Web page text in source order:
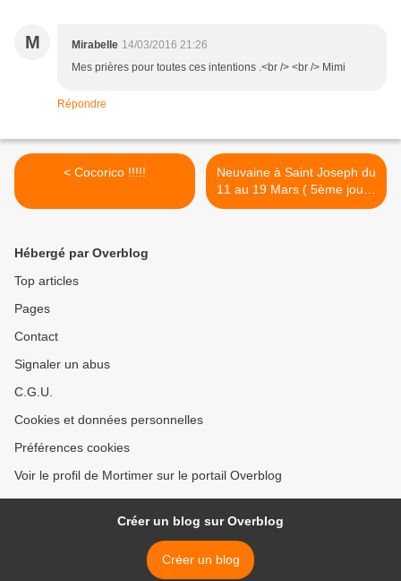
M Mirabelle 14/03/2016 21:26
Mes prières pour toutes ces intentions .<br /> <br /> Mimi
Répondre
< Cocorico !!!!!
Neuvaine à Saint Joseph du
11 au 19 Mars ( 5ème jour )
>
Hébergé par Overblog
Top articles
Pages
Contact
Signaler un abus
C.G.U.
Cookies et données personnelles
Préférences cookies
Voir le profil de Mortimer sur le portail Overblog
Créer un blog sur Overblog
Créer un blog